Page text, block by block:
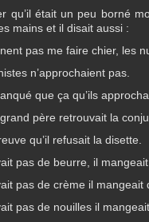
qu’il était un peu borné
mains et il disait aussi :
pas me faire chier, les
n’approchaient pas.
que ça qu’ils
père retrouvait la
qu’il refusait la disette.
pas de beurre, il
pas de crème il mangeait
pas de nouilles il